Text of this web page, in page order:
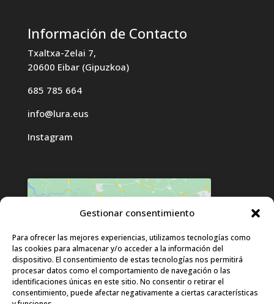
Gestionar consentimiento
Para ofrecer las mejores experiencias, utilizamos tecnologías como
las cookies para almacenar y/o acceder a la información del
dispositivo. El consentimiento de estas tecnologías nos permitirá
procesar datos como el comportamiento de navegación o las
identificaciones únicas en este sitio. No consentir o retirar el
consentimiento, puede afectar negativamente a ciertas características
Información de Contacto
Txaltxa-Zelai 7,
20600 Eibar (Gipuzkoa)
685 785 664
info@lura.eus
Instagram
Haz clic para aceptar cookies de
marketing y permitir este contenido